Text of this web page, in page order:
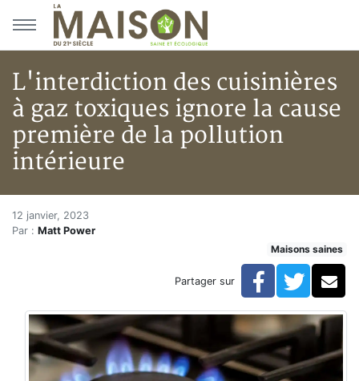
Aller au menu principal
Aller au contenu principal
L'interdiction des cuisinières
à gaz toxiques ignore la cause
première de la pollution
intérieure
Accueil
En kiosque!
Hypersensibilités environnementales
L'interdiction des cuisinières à gaz toxiques ignore
L'interdiction des cuisinières
12 janvier, 2023
Par : Matt Power
Maisons saines
Partager sur Facebook